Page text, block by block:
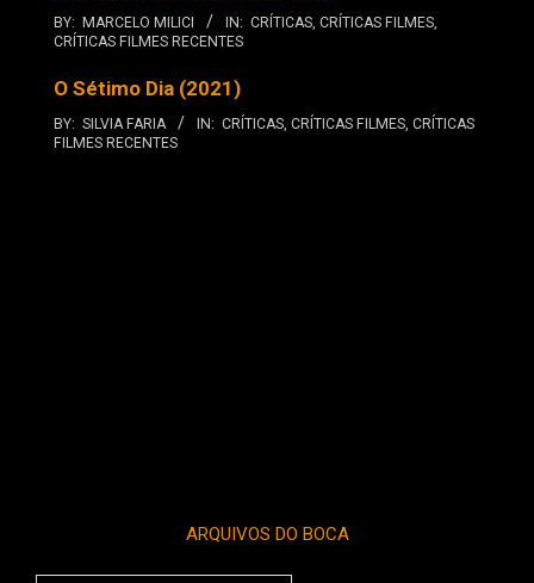
BY: MARCELO MILICI IN: CRÍTICAS CRÍTICAS FILMES
CRÍTICAS FILMES RECENTES
O Sétimo Dia (2021)
BY: SILVIA FARIA IN: CRÍTICAS CRÍTICAS FILMES CRÍTICAS
FILMES RECENTES
ARQUIVOS DO BOCA